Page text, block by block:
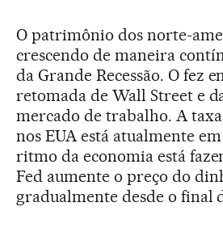
O patrimônio dos norte-
crescendo de maneira
da Grande Recessão. O fez
retomada de Wall Street e
mercado de trabalho. A
nos EUA está atualmente
ritmo da economia está
Fed aumente o preço do
gradualmente desde o final